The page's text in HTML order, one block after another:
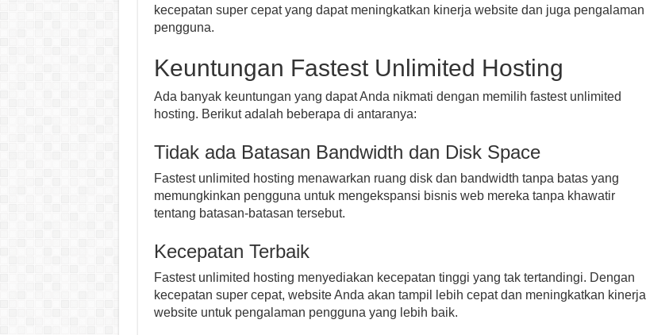
kecepatan super cepat yang dapat meningkatkan kinerja website dan juga pengalaman
pengguna.
Keuntungan Fastest Unlimited Hosting
Ada banyak keuntungan yang dapat Anda nikmati dengan memilih fastest unlimited
hosting. Berikut adalah beberapa di antaranya:
Tidak ada Batasan Bandwidth dan Disk Space
Fastest unlimited hosting menawarkan ruang disk dan bandwidth tanpa batas yang
memungkinkan pengguna untuk mengekspansi bisnis web mereka tanpa khawatir
tentang batasan-batasan tersebut.
Kecepatan Terbaik
Fastest unlimited hosting menyediakan kecepatan tinggi yang tak tertandingi. Dengan
kecepatan super cepat, website Anda akan tampil lebih cepat dan meningkatkan kinerja
website untuk pengalaman pengguna yang lebih baik.